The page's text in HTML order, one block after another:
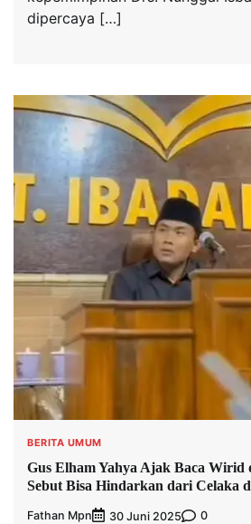
dipercaya […]
BERITA UMUM
Gus Elham Yahya Ajak Baca Wirid
Sebut Bisa Hindarkan dari Celaka
Fathan Mpn 30 Juni 2025 0